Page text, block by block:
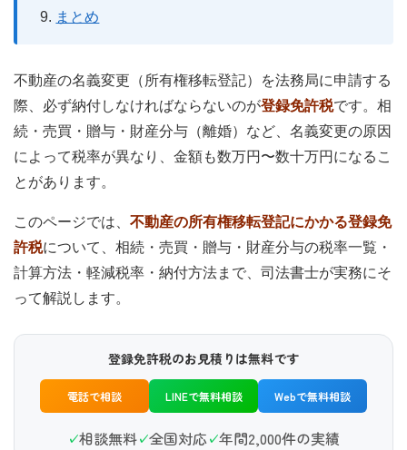
まとめ
不動産の名義変更（所有権移転登記）を法務局に申請する
際、必ず納付しなければならないのが登録免許税です。相
続・売買・贈与・財産分与（離婚）など、名義変更の原因
によって税率が異なり、金額も数万円〜数十万円になるこ
とがあります。
このページでは、 不動産の所有権移転登記にかかる登録免
許税について、相続・売買・贈与・財産分与の税率一覧・
計算方法・軽減税率・納付方法まで、司法書士が実務にそ
って解説します。
登録免許税のお見積りは無料です
電話で相談 LINEで無料相談 Webで無料相談
相談無料 全国対応 年間2,000件の実績